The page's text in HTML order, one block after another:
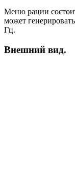
Меню рации
может
Гц.
Внешний вид.